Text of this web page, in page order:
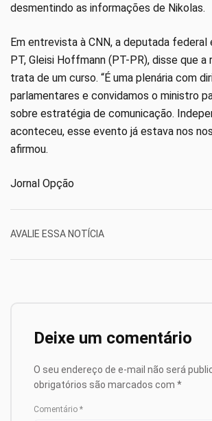
desmentindo as informações de Nikolas.
Em entrevista à CNN, a deputada
PT, Gleisi Hoffmann (PT-PR), disse que a
trata de um curso. “É uma plenária com
parlamentares e convidamos o ministro
sobre estratégia de comunicação.
aconteceu, esse evento já estava nos
afirmou.
Jornal Opção
AVALIE ESSA NOTÍCIA
Deixe um comentário
O seu endereço de e-mail não será
obrigatórios são marcados com *
Comentário *